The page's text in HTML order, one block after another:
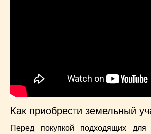
Как приобрести земельный
Перед покупкой подходящих для